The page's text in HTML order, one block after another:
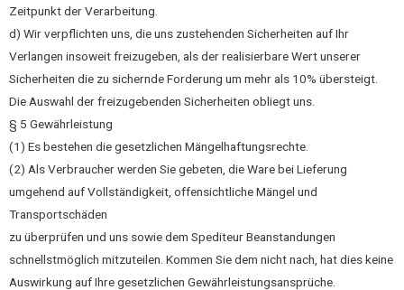
Zeitpunkt der Verarbeitung.
d) Wir verpflichten uns, die uns zustehenden Sicherheiten auf Ihr
Verlangen insoweit freizugeben, als der realisierbare Wert unserer
Sicherheiten die zu sichernde Forderung um mehr als 10% übersteigt.
Die Auswahl der freizugebenden Sicherheiten obliegt uns.
§ 5 Gewährleistung
(1) Es bestehen die gesetzlichen Mängelhaftungsrechte.
(2) Als Verbraucher werden Sie gebeten, die Ware bei Lieferung
umgehend auf Vollständigkeit, offensichtliche Mängel und
Transportschäden
zu überprüfen und uns sowie dem Spediteur Beanstandungen
schnellstmöglich mitzuteilen. Kommen Sie dem nicht nach, hat dies keine
Auswirkung auf Ihre gesetzlichen Gewährleistungsansprüche.